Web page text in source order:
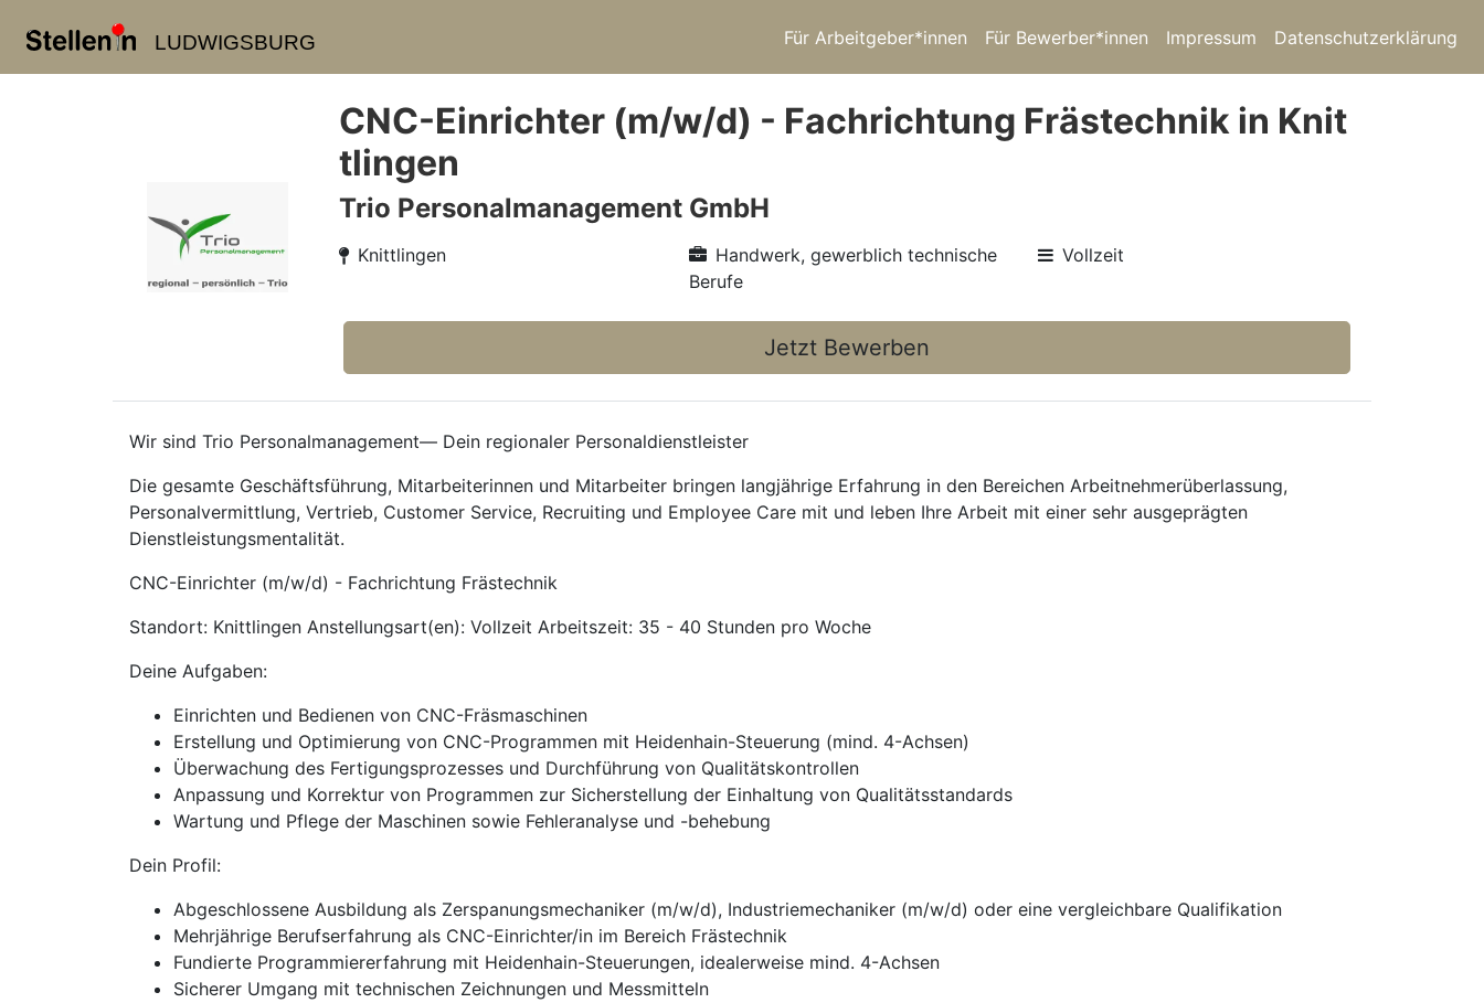
LUDWIGSBURG Für Arbeitgeber*innen Für Bewerber*innen Impressum Datenschutzerklärung
CNC-Einrichter (m/w/d) - Fachrichtung Frästechnik in Knit
tlingen
Trio Personalmanagement GmbH
Knittlingen
Handwerk, gewerblich technische
Berufe
Vollzeit
Jetzt Bewerben
Wir sind Trio Personalmanagement— Dein regionaler Personaldienstleister
Die gesamte Geschäftsführung, Mitarbeiterinnen und Mitarbeiter bringen langjährige Erfahrung in den Bereichen Arbeitnehmerüberlassung,
Personalvermittlung, Vertrieb, Customer Service, Recruiting und Employee Care mit und leben Ihre Arbeit mit einer sehr ausgeprägten
Dienstleistungsmentalität.
CNC-Einrichter (m/w/d) - Fachrichtung Frästechnik
Standort: Knittlingen Anstellungsart(en): Vollzeit Arbeitszeit: 35 - 40 Stunden pro Woche
Deine Aufgaben:
Einrichten und Bedienen von CNC-Fräsmaschinen
Erstellung und Optimierung von CNC-Programmen mit Heidenhain-Steuerung (mind. 4-Achsen)
Überwachung des Fertigungsprozesses und Durchführung von Qualitätskontrollen
Anpassung und Korrektur von Programmen zur Sicherstellung der Einhaltung von Qualitätsstandards
Wartung und Pflege der Maschinen sowie Fehleranalyse und -behebung
Dein Profil:
Abgeschlossene Ausbildung als Zerspanungsmechaniker (m/w/d), Industriemechaniker (m/w/d) oder eine vergleichbare Qualifikation
Mehrjährige Berufserfahrung als CNC-Einrichter/in im Bereich Frästechnik
Fundierte Programmiererfahrung mit Heidenhain-Steuerungen, idealerweise mind. 4-Achsen
Sicherer Umgang mit technischen Zeichnungen und Messmitteln